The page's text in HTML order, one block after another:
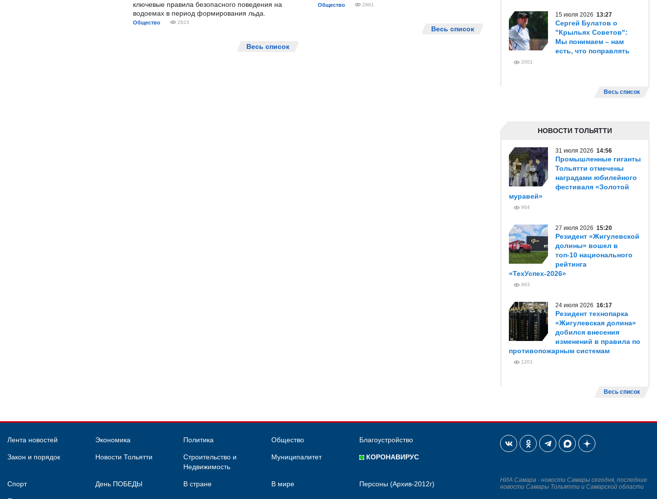
ключевые правила безопасного поведения на
водоемах в период формирования льда.
Общество 2823
Весь список
Общество 2961
Весь список
15 июля 2026 13:27
Сергей Булатов о
"Крыльях Советов":
Мы понимаем – нам
есть, что поправлять
2001
Весь список
НОВОСТИ ТОЛЬЯТТИ
31 июля 2026 14:56
Промышленные гиганты
Тольятти отмечены
наградами юбилейного
фестиваля «Золотой
муравей»
964
27 июля 2026 15:20
Резидент «Жигулевской
долины» вошел в
топ-10 национального
рейтинга
«ТехУспех-2026»
963
24 июля 2026 16:17
Резидент технопарка
«Жигулевская долина»
добился внесения
изменений в правила по
противопожарным системам
1201
Весь список
Лента новостей Экономика Политика Общество Благоустройство
Закон и порядок Новости Тольятти
Строительство и
Недвижимость
Муниципалитет КОРОНАВИРУС
Спорт День ПОБЕДЫ В стране В мире Персоны (Архив-2012г)
НИА Самара - новости Самары сегодня, последние
новости Самары Тольятти и Самарской области